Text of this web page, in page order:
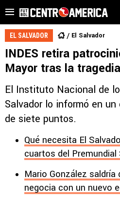
EL SALVADOR El Salvador
INDES retira
Mayor tras la
El Instituto Nacional de
Salvador lo informó en
de siete puntos.
Qué necesita El
cuartos del Premundial
Mario González saldría
negocia con un nuevo